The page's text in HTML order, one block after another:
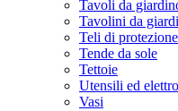
Tavoli da
Tavolini da
Teli di
Tende da sole
Tettoie
Utensili ed
Vasi